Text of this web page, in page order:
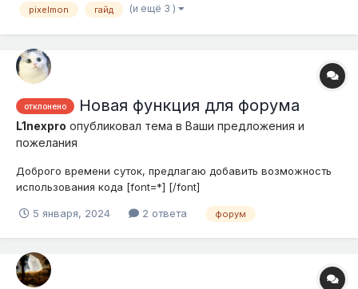
Аэгислэш и находится в тире National Dex, но для Simple
pixelmon гайд (и ещё 3 )
отклонено Новая функция для форума
L1nexpro опубликовал тема в Ваши предложения и
пожелания
Доброго времени суток, предлагаю добавить возможность
использования кода [font=*] [/font]
5 января, 2024 2 ответа форум